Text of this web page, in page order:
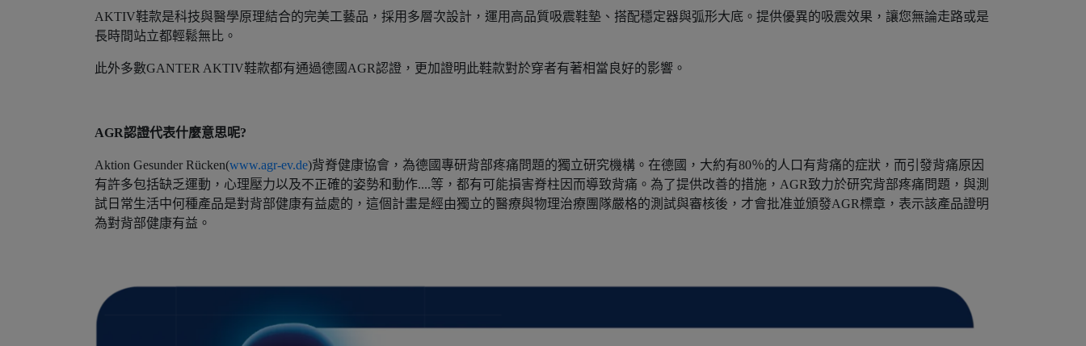
AKTIV鞋款是科技與醫學原理結合的完美工藝品，採用多層次設計，運用高品質吸震鞋墊、搭配穩定器與弧形大底。提供優異的吸震效果，讓您無論走路或是
長時間站立都輕鬆無比。
此外多數GANTER AKTIV鞋款都有通過德國AGR認證，更加證明此鞋款對於穿者有著相當良好的影響。
AGR認證代表什麼意思呢?
Aktion Gesunder Rücken(www.agr-ev.de)背脊健康協會，為德國專研背部疼痛問題的獨立研究機構。在德國，大約有80％的人口有背痛的症狀，而引發背痛原因
有許多包括缺乏運動，心理壓力以及不正確的姿勢和動作....等，都有可能損害脊柱因而導致背痛。為了提供改善的措施，AGR致力於研究背部疼痛問題，與測
試日常生活中何種產品是對背部健康有益處的，這個計畫是經由獨立的醫療與物理治療團隊嚴格的測試與審核後，才會批准並頒發AGR標章，表示該產品證明
為對背部健康有益。